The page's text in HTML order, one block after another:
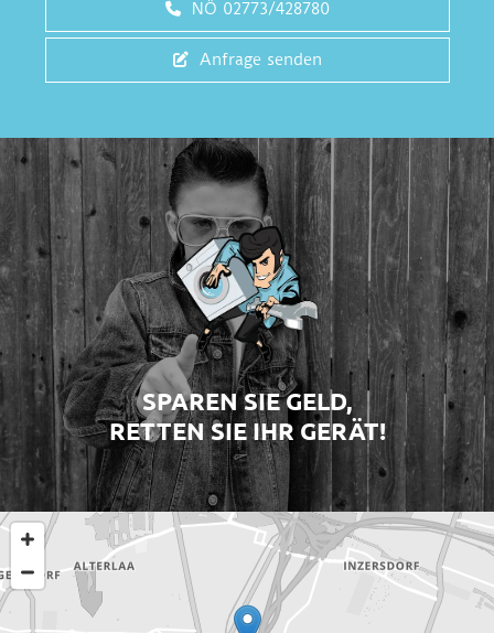
NÖ 02773/428780
Anfrage senden
SPAREN SIE GELD,
RETTEN SIE IHR GERÄT!